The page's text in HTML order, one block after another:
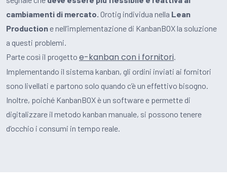
cambiamenti di mercato. Orotig individua nella Lean
Productione nell’implementazione di KanbanBOX la soluzione
a questi problemi.
Parte così il progetto e-kanban con i fornitori.
Implementando il sistema kanban, gli ordini inviati ai fornitori
sono livellati e partono solo quando c’è un effettivo bisogno.
Inoltre, poiché KanbanBOX è un software e permette di
digitalizzare il metodo kanban manuale, si possono tenere
d’occhio i consumi in tempo reale.